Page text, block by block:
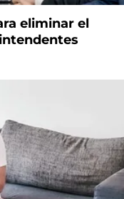
eliminar el